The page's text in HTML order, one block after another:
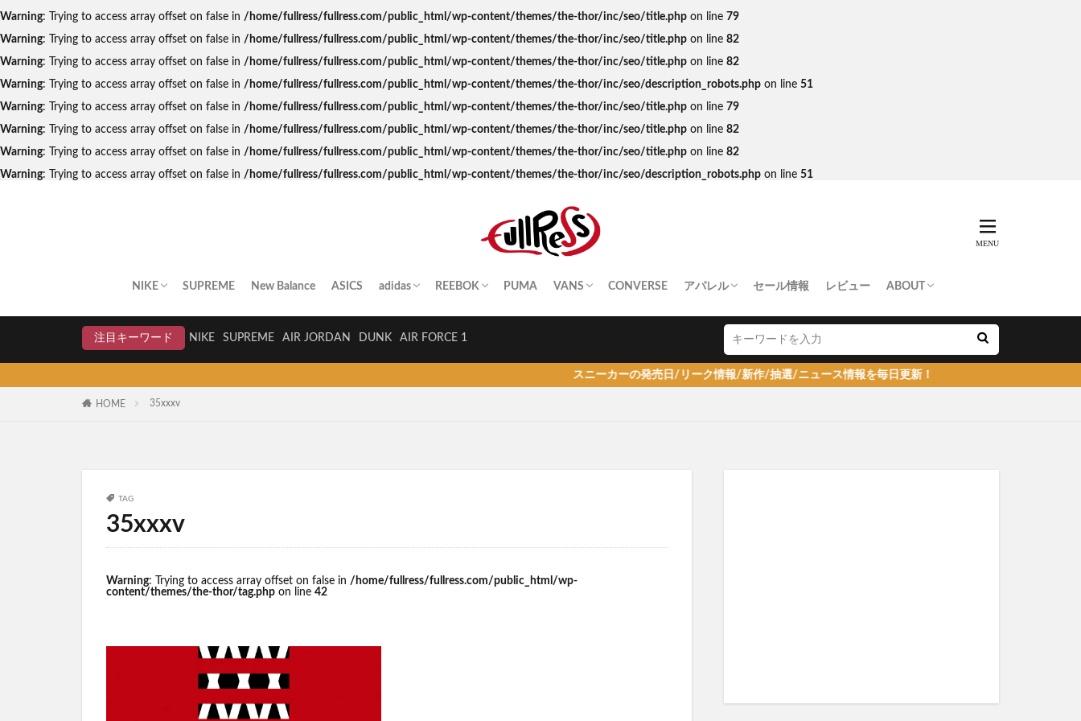
Warning: Trying to access array offset on false in /home/fullress/fullress.com/public_html/wp-content/themes/the-thor/inc/seo/title.php on line 79
Warning: Trying to access array offset on false in /home/fullress/fullress.com/public_html/wp-content/themes/the-thor/inc/seo/title.php on line 82
Warning: Trying to access array offset on false in /home/fullress/fullress.com/public_html/wp-content/themes/the-thor/inc/seo/title.php on line 82
Warning: Trying to access array offset on false in /home/fullress/fullress.com/public_html/wp-content/themes/the-thor/inc/seo/description_robots.php on line 51
Warning: Trying to access array offset on false in /home/fullress/fullress.com/public_html/wp-content/themes/the-thor/inc/seo/title.php on line 79
Warning: Trying to access array offset on false in /home/fullress/fullress.com/public_html/wp-content/themes/the-thor/inc/seo/title.php on line 82
Warning: Trying to access array offset on false in /home/fullress/fullress.com/public_html/wp-content/themes/the-thor/inc/seo/title.php on line 82
Warning: Trying to access array offset on false in /home/fullress/fullress.com/public_html/wp-content/themes/the-thor/inc/seo/description_robots.php on line 51
NIKE SUPREME New Balance ASICS adidas REEBOK PUMA VANS CONVERSE アパレル セール情報 レビュー ABOUT
注目キーワード
NIKE SUPREME AIR JORDAN DUNK AIR FORCE 1
スニーカーの発売日/リーク情報/新作/抽選/ニュース情報を毎日更新！
HOME 35xxxv
TAG
35xxxv
Warning: Trying to access array offset on false in /home/fullress/fullress.com/public_html/wp-
content/themes/the-thor/tag.php on line 42